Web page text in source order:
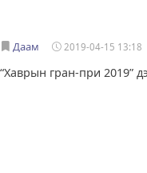
Даам 2019-04-15 13:18
“Хаврын гран-при 2019”